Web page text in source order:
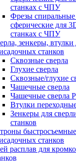
станках с ЧПУ
Фрезы
сферические для
станках с ЧПУ
зенкеры, втулки
станков
Сквозные сверла
Глухие сверла
Сквозные/глухие
Чашечные сверла
Чашечные сверла
Втулки
Зенкеры для
станков
станков
расплав для